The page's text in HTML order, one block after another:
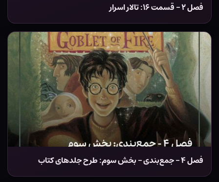
فصل ۲ – قسمت ۱۶: تالار اسرار
فصل ۴ – جمع‌بندی – بخش سوم: طرح جلدهای کتاب